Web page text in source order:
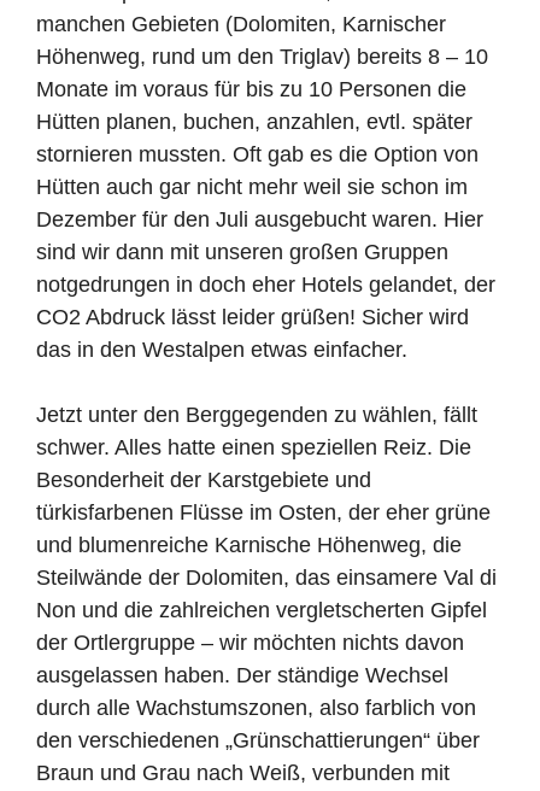
manchen Gebieten (Dolomiten, Karnischer
Höhenweg, rund um den Triglav) bereits 8 – 10
Monate im voraus für bis zu 10 Personen die
Hütten planen, buchen, anzahlen, evtl. später
stornieren mussten. Oft gab es die Option von
Hütten auch gar nicht mehr weil sie schon im
Dezember für den Juli ausgebucht waren. Hier
sind wir dann mit unseren großen Gruppen
notgedrungen in doch eher Hotels gelandet, der
CO2 Abdruck lässt leider grüßen! Sicher wird
das in den Westalpen etwas einfacher.
Jetzt unter den Berggegenden zu wählen, fällt
schwer. Alles hatte einen speziellen Reiz. Die
Besonderheit der Karstgebiete und
türkisfarbenen Flüsse im Osten, der eher grüne
und blumenreiche Karnische Höhenweg, die
Steilwände der Dolomiten, das einsamere Val di
Non und die zahlreichen vergletscherten Gipfel
der Ortlergruppe – wir möchten nichts davon
ausgelassen haben. Der ständige Wechsel
durch alle Wachstumszonen, also farblich von
den verschiedenen „Grünschattierungen“ über
Braun und Grau nach Weiß, verbunden mit